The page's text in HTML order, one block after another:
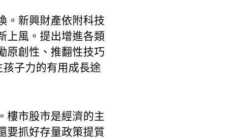
。新興財產依附科技
上風。提出增進各類
原創性、推翻性技巧
孩子力的有用成長途
樓市股市是經濟的主
要抓好存量政策提質